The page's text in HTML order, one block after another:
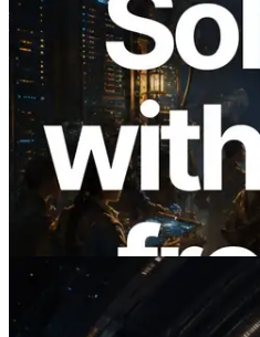
2026.08.05
ERPC расширяет
API измерением
регионов — также
Information API